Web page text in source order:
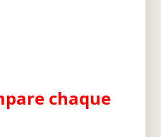
chaque